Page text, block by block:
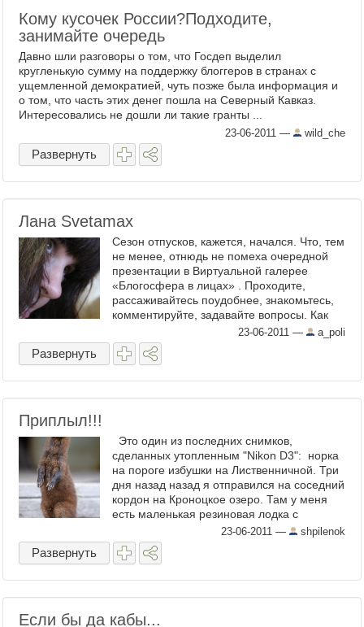
Кому кусочек России?Подходите,
занимайте очередь
Давно шли разговоры о том, что Госдеп выделил
кругленькую сумму на поддержку блоггеров в странах с
ущемленной демократией, чуть позже была информация и
о том, что часть этих денег пошла на Северный Кавказ.
Интересовались не дошли ли такие гранты ...
23-06-2011 — wild_che
Развернуть
Лана Svetamax
Сезон отпусков, кажется, начался. Что, тем
не менее, отнюдь не помеха очередной
презентации в Виртуальной галерее
«Блогосфера в лицах» . Проходите,
рассаживайтесь поудобнее, знакомьтесь,
комментируйте, задавайте вопросы. Как
водится, напоминаю, ...23-06-2011 — a_poli
Развернуть
Приплыл!!!
Это один из последних снимков,
сделанных утопленным "Nikon D3": норка
на пороге избушки на Лиственничной. Три
дня назад назад я отправился на соседний
кордон на Кроноцкое озеро. Там у меня
есть маленькая резиновая лодка с
23-06-2011 — shpilenok
Развернуть
Если бы да кабы...